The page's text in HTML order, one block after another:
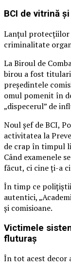
BCI de vitrină
Lanțul protecțiilor
criminalitate
La Biroul de
birou a fost
președintele
omul pomenit în
„dispecerul” de
Noul șef de BCI,
activitatea la
de crap în timpul
Când examenele
făcut, ci cine ți-a
În timp ce
autentici,
și comisioane.
Victimele
fluturaș
În tot acest decor